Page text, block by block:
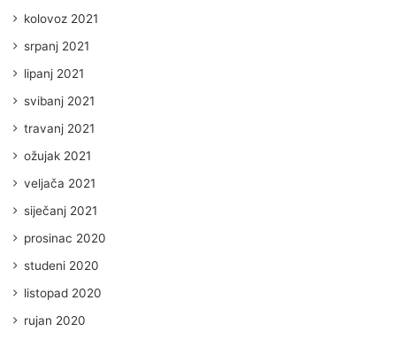
kolovoz 2021
srpanj 2021
lipanj 2021
svibanj 2021
travanj 2021
ožujak 2021
veljača 2021
siječanj 2021
prosinac 2020
studeni 2020
listopad 2020
rujan 2020